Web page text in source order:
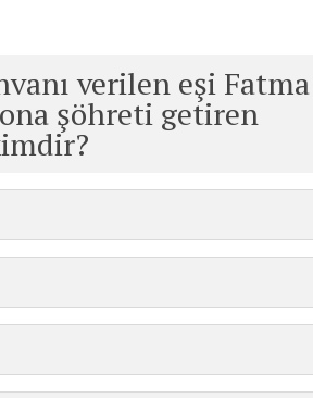
verilen eşi Fatma
şöhreti getiren